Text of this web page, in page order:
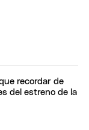
recordar de
del estreno de la